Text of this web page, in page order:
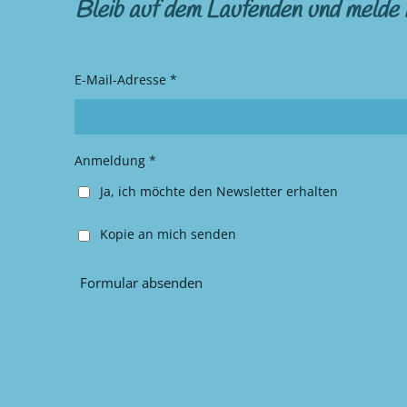
t
r
a
e
o
k
Bleib auf dem Laufenden und
E-Mail-Adresse *
Anmeldung *
Ja, ich möchte den Newsletter erhalten
Kopie an mich senden
Formular absenden